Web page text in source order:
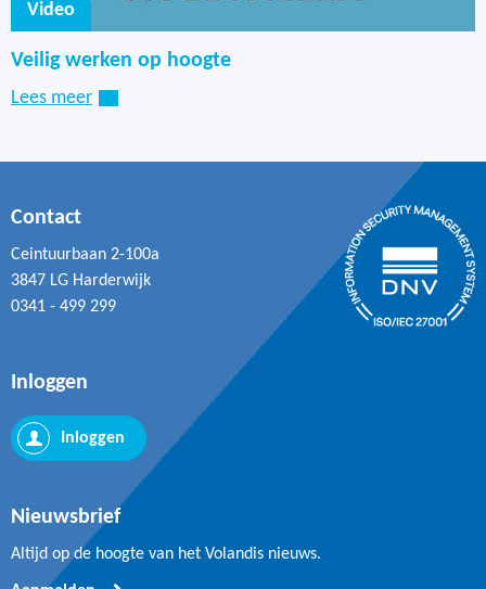
Video
Veilig werken op hoogte
Lees meer
Contact
Ceintuurbaan 2-100a
3847 LG Harderwijk
0341 - 499 299
Nieuwsbrief
Altijd op de hoogte van het Volandis nieuws.
Inloggen
Inloggen